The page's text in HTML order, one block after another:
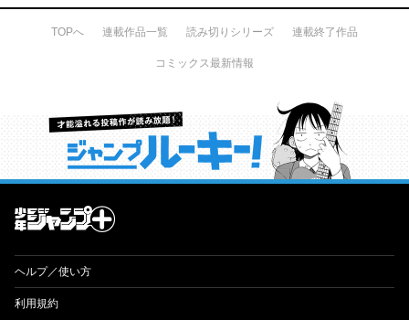
TOPへ 連載作品一覧 読み切りシリーズ 連載終了作品
コミックス最新情報
才能溢れる投稿作が読み放題！ ジャンプルーキー！
ヘルプ／使い方
利用規約